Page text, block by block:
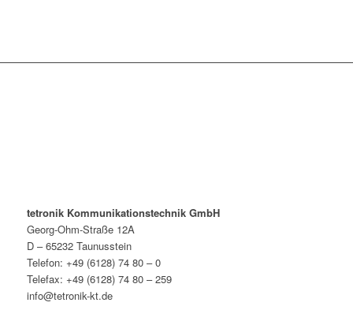
tetronik Kommunikationstechnik GmbH
Georg-Ohm-Straße 12A
D – 65232 Taunusstein
Telefon: +49 (6128) 74 80 – 0
Telefax: +49 (6128) 74 80 – 259
info@tetronik-kt.de